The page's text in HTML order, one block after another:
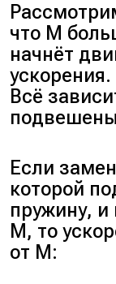
что M
начнёт
Всё
Если
которой
пружину, и
M , то
от M :